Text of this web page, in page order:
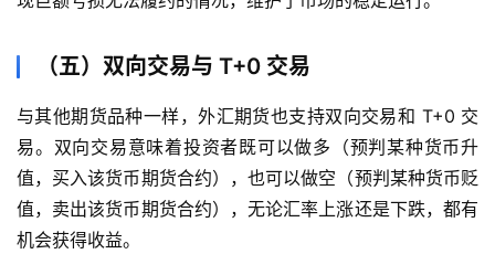
页
内
盘
期
货
（五）双向交易与 T+0 交易
与其他期货品种一样，外汇期货也支持双向交易和 T+0 交
易。双向交易意味着投资者既可以做多（预判某种货币升
值，买入该货币期货合约），也可以做空（预判某种货币贬
值，卖出该货币期货合约），无论汇率上涨还是下跌，都有
机会获得收益。